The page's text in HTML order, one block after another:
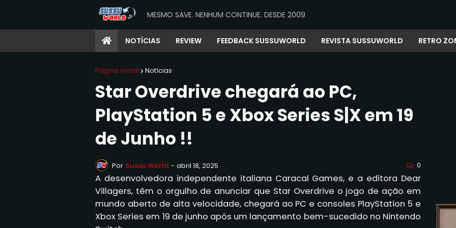
MESMO SAVE. NENHUM CONTINUE. DESDE 2009
NOTÍCIAS REVIEW FEEDBACK SUSSUWORLD REVISTA SUSSUWORLD RETRO
Página inicial Notícias
Star Overdrive chegará ao PC,
PlayStation 5 e Xbox Series S|X em 19
de Junho !!
Por Sussu World - abril 18, 2025 0
A desenvolvedora independente italiana Caracal Games, e a editora Dear
Villagers, têm o orgulho de anunciar que Star Overdrive o jogo de ação em
mundo aberto de alta velocidade, chegará ao PC e consoles PlayStation 5 e
Xbox Series em 19 de junho após um lançamento bem-sucedido no Nintendo